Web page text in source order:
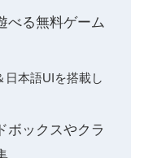
べる無料ゲーム
日本語UIを搭載し
ボックスやクラ